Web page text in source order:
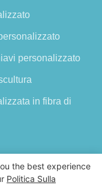
personalizzato
in fibra di
the best experience
Politica Sulla